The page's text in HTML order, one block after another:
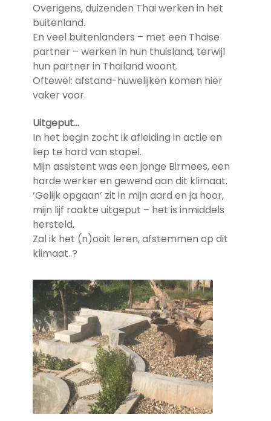
Overigens, duizenden Thai werken in het
buitenland.
En veel buitenlanders – met een Thaise
partner – werken in hun thuisland, terwijl
hun partner in Thailand woont.
Oftewel: afstand-huwelijken komen hier
vaker voor.
Uitgeput…
In het begin zocht ik afleiding in actie en
liep te hard van stapel.
Mijn assistent was een jonge Birmees, een
harde werker en gewend aan dit klimaat.
‘Gelijk opgaan’ zit in mijn aard en ja hoor,
mijn lijf raakte uitgeput – het is inmiddels
hersteld.
Zal ik het (n)ooit leren, afstemmen op dit
klimaat..?